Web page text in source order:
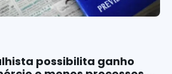
possibilita ganho